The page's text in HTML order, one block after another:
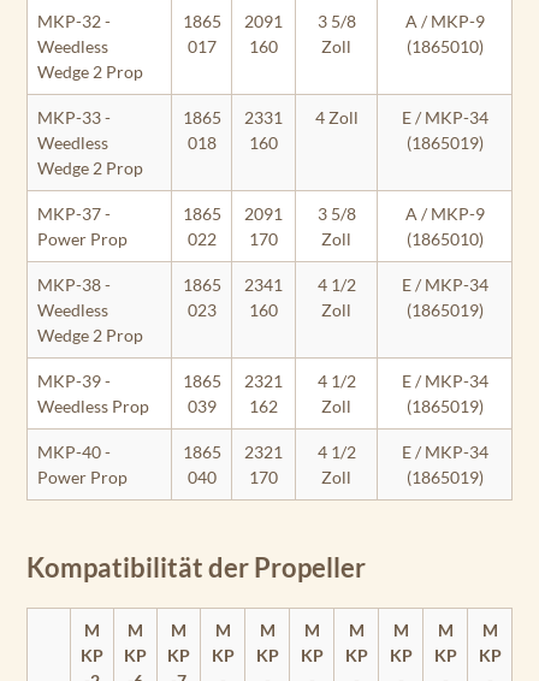
MKP-32 -
Weedless
Wedge 2 Prop
1865
017
2091
160
3 5/8
Zoll
A / MKP-9
(1865010)
MKP-33 -
Weedless
Wedge 2 Prop
1865
018
2331
160
4 Zoll
E / MKP-34
(1865019)
MKP-37 -
Power Prop
1865
022
2091
170
3 5/8
Zoll
A / MKP-9
(1865010)
MKP-38 -
Weedless
Wedge 2 Prop
1865
023
2341
160
4 1/2
Zoll
E / MKP-34
(1865019)
MKP-39 -
Weedless Prop
1865
039
2321
162
4 1/2
Zoll
E / MKP-34
(1865019)
MKP-40 -
Power Prop
1865
040
2321
170
4 1/2
Zoll
E / MKP-34
(1865019)
Kompatibilität der Propeller
M
KP
M
KP
M
KP
M
KP
M
KP
M
KP
M
KP
M
KP
M
KP
M
KP